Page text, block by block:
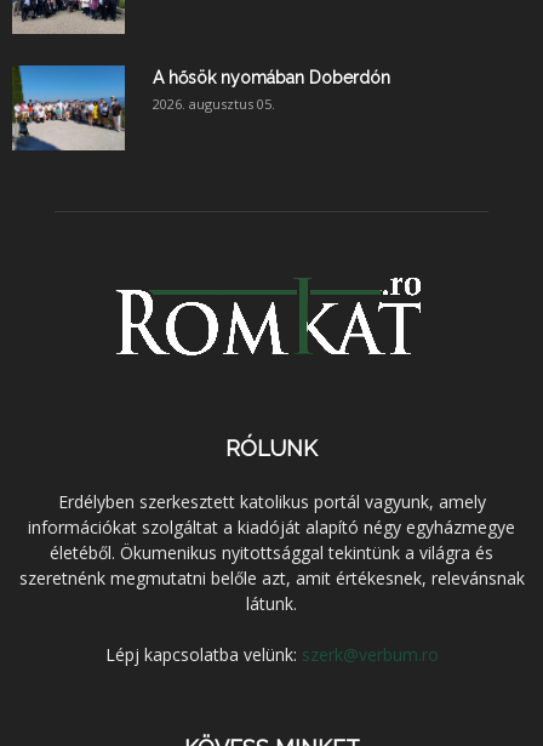
A hősök nyomában Doberdón
2026. augusztus 05.
RÓLUNK
Erdélyben szerkesztett katolikus portál vagyunk, amely
információkat szolgáltat a kiadóját alapító négy egyházmegye
életéből. Ökumenikus nyitottsággal tekintünk a világra és
szeretnénk megmutatni belőle azt, amit értékesnek, relevánsnak
látunk.
Lépj kapcsolatba velünk: szerk@verbum.ro